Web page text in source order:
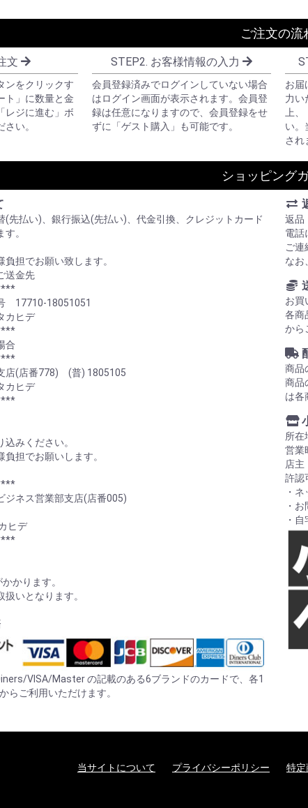
ご注文の流
文
ンをクリックす
ト」に数量と金
レジに進む」ボ
い。
STEP2. お客様情報の入力
会員登録済みでログインしていない場合
はログイン画面が表示されます。会員登
録は任意になりますので、会員登録をせ
ずに「ゲスト購入」も可能です。
お届
力い
上
い。
され
ショッピング
(先払い)、銀行振込(先払い)、代金引換、クレジットカード
。
担でお願い致します。
送金先
17710-18051051
ヒデ
合
店(店番778) (普) 1805105
ヒデ
みください。
担でお願いします。
ネス営業部支店(店番005)
ヒデ
かります。
いとなります。
VISA/Master の記載のある6ブランドのカードで、各1
らご利用いただけます。
返品
電話
ご連
なお
お買
各商
から
商品
商品
は各
所在
営業
店主
許認
・
・
・
当サイトについて プライバシーポリシー 特定